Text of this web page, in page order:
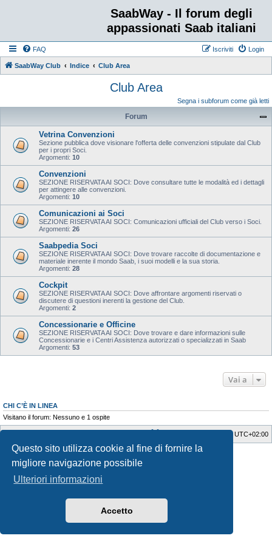
Questo sito utilizza cookie al fine di fornire la
migliore navigazione possibile
Ulteriori informazioni
Accetto
SaabWay - Il forum degli
appassionati Saab italiani
FAQ Login
Iscriviti
SaabWay Club Indice Club Area
Club Area
Segna i subforum come già letti
Forum
Vetrina Convenzioni
Sezione pubblica dove visionare l'offerta delle convenzioni stipulate dal Club
per i propri Soci.
Argomenti: 10
Convenzioni
SEZIONE RISERVATA AI SOCI: Dove consultare tutte le modalità ed i dettagli
per attingere alle convenzioni.
Argomenti: 10
Comunicazioni ai Soci
SEZIONE RISERVATA AI SOCI: Comunicazioni ufficiali del Club verso i Soci.
Argomenti: 26
Saabpedia Soci
SEZIONE RISERVATA AI SOCI: Dove trovare raccolte di documentazione e
materiale inerente il mondo Saab, i suoi modelli e la sua storia.
Argomenti: 28
Cockpit
SEZIONE RISERVATA AI SOCI: Dove affrontare argomenti riservati o
discutere di questioni inerenti la gestione del Club.
Argomenti: 2
Concessionarie e Officine
SEZIONE RISERVATA AI SOCI: Dove trovare e dare informazioni sulle
Concessionarie e i Centri Assistenza autorizzati o specializzati in Saab
Argomenti: 53
Vai a
CHI C’È IN LINEA
Visitano il forum: Nessuno e 1 ospite
Tutti gli orari sonoUTC+02:00
Style Developer by ©GTA gameForum.
Creato daphpBB® Forum Software © phpBB Limited